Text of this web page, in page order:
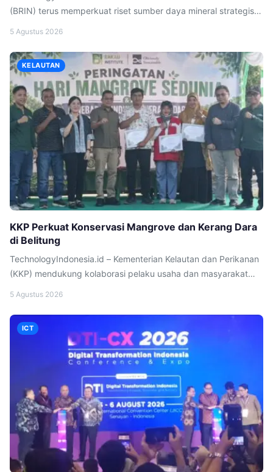
(BRIN) terus memperkuat riset sumber daya mineral strategis
Terpadu Sistem Mineral Indonesia: Endapan Logam Tanah
Jarang, Sumber Daya Zirkon, dan Evolusi Geokimia Batuan
Magmatik”. Forum ilmiah ini sebagai upaya mendorong
pengelolaan mineral nasional yang […]
5 Agustus 2026
KELAUTAN
KKP Perkuat Konservasi Mangrove dan Kerang Dara
di Belitung
TechnologyIndonesia.id – Kementerian Kelautan dan Perikanan
(KKP) mendukung kolaborasi pelaku usaha dan masyarakat
konservasi mangrove dan peningkatan populasi kerang dara
sebagai salah satu sumber penghasilan masyarakat pesisir.
Direktur Pemanfaatan Ruang Pesisir dan Pulau-Pulau Kecil,
Permana Yudiarso menyampaikan bahwa keberhasilan
5 Agustus 2026
ICT